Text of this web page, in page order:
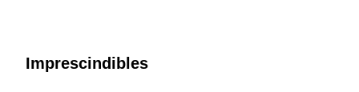
Imprescindibles